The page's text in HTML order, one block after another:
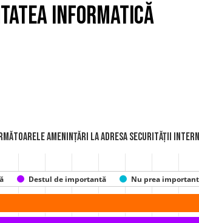
informatică
amenințări la adresa securității
Destul de importantă Nu prea